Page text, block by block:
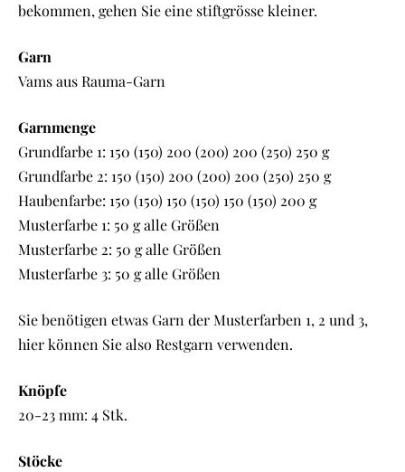
bekommen, gehen Sie eine stiftgrösse kleiner.
Garn
Vams aus Rauma-Garn
Garnmenge
Grundfarbe 1: 150 (150) 200 (200) 200 (250) 250 g
Grundfarbe 2: 150 (150) 200 (200) 200 (250) 250 g
Haubenfarbe: 150 (150) 150 (150) 150 (150) 200 g
Musterfarbe 1: 50 g alle Größen
Musterfarbe 2: 50 g alle Größen
Musterfarbe 3: 50 g alle Größen
Sie benötigen etwas Garn der Musterfarben 1, 2 und 3,
hier können Sie also Restgarn verwenden.
Knöpfe
20-23 mm: 4 Stk.
Stöcke